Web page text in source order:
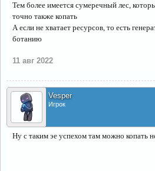
Тем более имеется сумеречный лес,
точно также копать
А если не хватает ресурсов, то есть
ботанию
11 авг 2022
Vesper
Игрок
Ну с таким эе успехом там можно копать